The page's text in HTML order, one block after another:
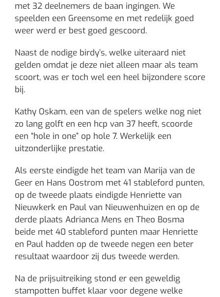
met 32 deelnemers de baan ingingen. We
speelden een Greensome en met redelijk goed
weer werd er best goed gescoord.
Naast de nodige birdy’s, welke uiteraard niet
gelden omdat je deze niet alleen maar als team
scoort, was er toch wel een heel bijzondere score
bij.
Kathy Oskam, een van de spelers welke nog niet
zo lang golft en een hcp van 37 heeft, scoorde
een “hole in one” op hole 7. Werkelijk een
uitzonderlijke prestatie.
Als eerste eindigde het team van Marija van de
Geer en Hans Oostrom met 41 stableford punten,
op de tweede plaats eindigde Henriette van
Nieuwkerk en Paul van Nieuwenhuizen en op de
derde plaats Adrianca Mens en Theo Bosma
beide met 40 stableford punten maar Henriette
en Paul hadden op de tweede negen een beter
resultaat waardoor zij dus tweede werden.
Na de prijsuitreiking stond er een geweldig
stampotten buffet klaar voor degene welke